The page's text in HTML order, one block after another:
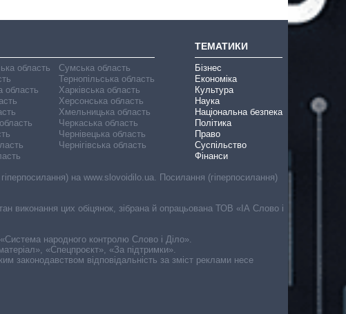
область
область
Сумська область
Тернопільська область
Харківська область
Херсонська область
Хмельницька область
Черкаська область
Чернівецька область
Чернігівська область
ТЕМАТИКИ
Бізнес
Економіка
Культура
Наука
Національна безпека
Політика
Право
Суспільство
Фінанси
на www.slovoidilo.ua. Посилання (гіперпосилання)
виконання цих обіцянок, зібрана й опрацьована ТОВ «ІА Слово і
народного контролю Слово і Діло».
«Спецпроєкт», «За підтримки».
законодавством відповідальність за зміст реклами несе